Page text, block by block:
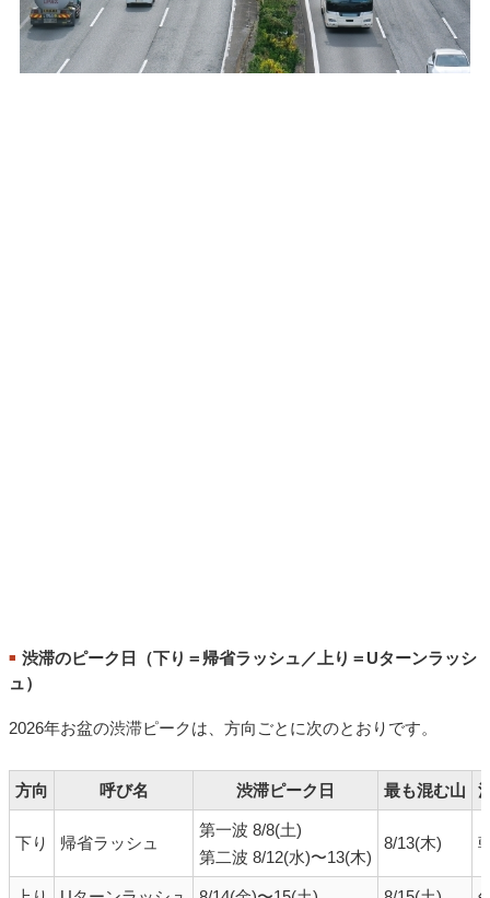
■ 渋滞のピーク日（下り＝帰省ラッシュ／上り＝Uターンラッシ
ュ）
2026年お盆の渋滞ピークは、方向ごとに次のとおりです。
方向 呼び名 渋滞ピーク日 最も混む山
下り 帰省ラッシュ
第一波 8/8(土)
第二波 8/12(水)〜13(木)
8/13(木)